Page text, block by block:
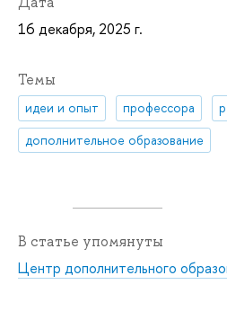
16 декабря, 2025 г.
Темы
идеи и опыт профессора
дополнительное образование
В статье упомянуты
Центр дополнительного